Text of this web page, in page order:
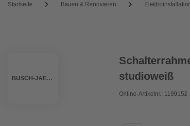
Startseite Bauen & Renovieren
BUSCH-JAEGER
studioweiß
Online-Artikelnr.: 1199152